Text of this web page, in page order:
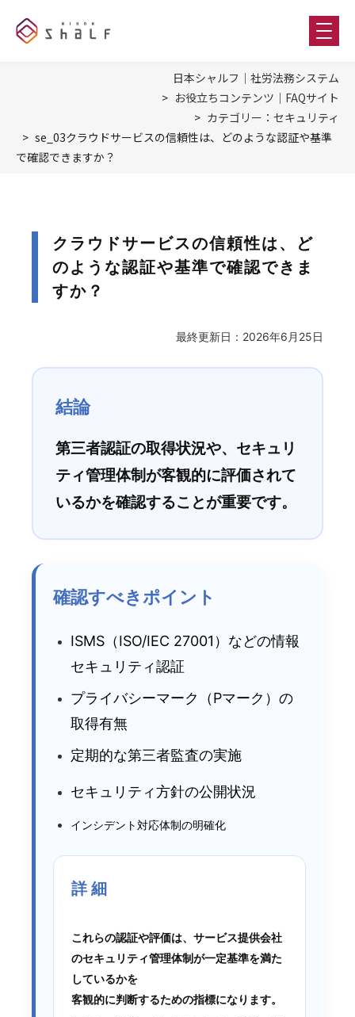
日本シャルフ｜社労法務システム
お役立ちコンテンツ｜FAQサイト
カテゴリー：セキュリティ
se_03クラウドサービスの信頼性は、どのような認証や基準
で確認できますか？
クラウドサービスの信頼性は、ど
のような認証や基準で確認できま
すか？
最終更新日：2026年6月25日
結論
第三者認証の取得状況や、セキュリ
ティ管理体制が客観的に評価されて
いるかを確認することが重要です。
確認すべきポイント
ISMS（ISO/IEC 27001）などの情報
セキュリティ認証
プライバシーマーク（Pマーク）の
取得有無
定期的な第三者監査の実施
セキュリティ方針の公開状況
インシデント対応体制の明確化
詳 細
これらの認証や評価は、サービス提供会社
のセキュリティ管理体制が一定基準を満た
しているかを
客観的に判断するための指標になります。